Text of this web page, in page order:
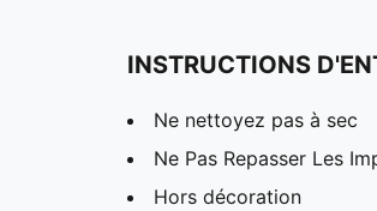
INSTRUCTIONS
Ne nettoyez pas à sec
Ne Pas Repasser Les
Hors décoration